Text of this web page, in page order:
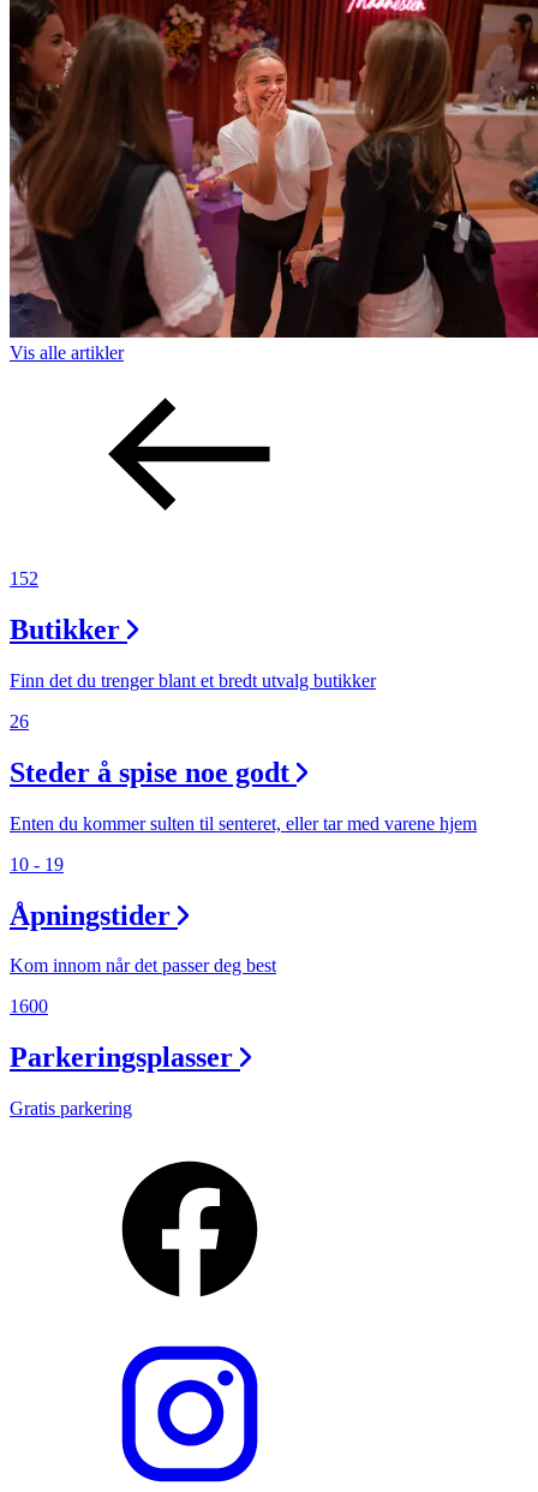
Vis alle artikler
152
Butikker
Finn det du trenger blant et bredt utvalg butikker
26
Steder å spise noe godt
Enten du kommer sulten til senteret, eller tar med varene hjem
10 - 19
Åpningstider
Kom innom når det passer deg best
1600
Parkeringsplasser
Gratis parkering